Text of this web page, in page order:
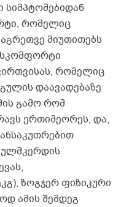
სიმპტომებიდან
რომელიც
მიუთითებს
რომელიც
დაავადებაზე
გამო რომ
ერთიმეორეს, და,
ზოგჯერ ფიზიკური
ამის შემდეგ